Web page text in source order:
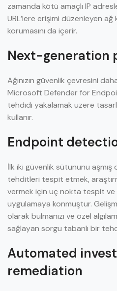
zamanda kötü amaçlı IP
URL’lere erişimi düzenleyen ağ
korumasını da içerir.
Next-generation
Ağınızın güvenlik çevresini
Microsoft Defender for
tehdidi yakalamak üzere
kullanır.
Endpoint
İlk iki güvenlik sütununu aşmış
tehditleri tespit etmek,
vermek için uç nokta tespit ve
uygulamaya konmuştur.
olarak bulmanızı ve özel
sağlayan sorgu tabanlı bir
Automated
remediation